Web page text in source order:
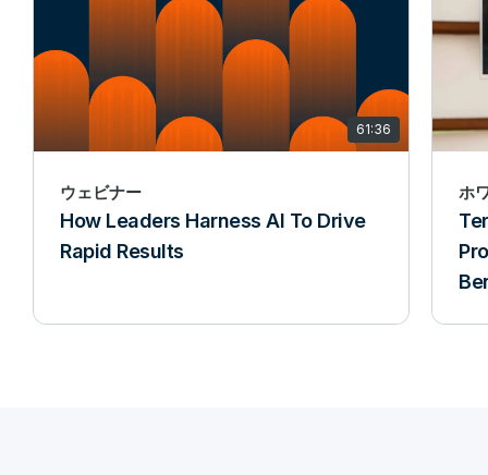
61:36
ウェビナー
How Leaders Harness AI To Drive
Rapid Results
ホ